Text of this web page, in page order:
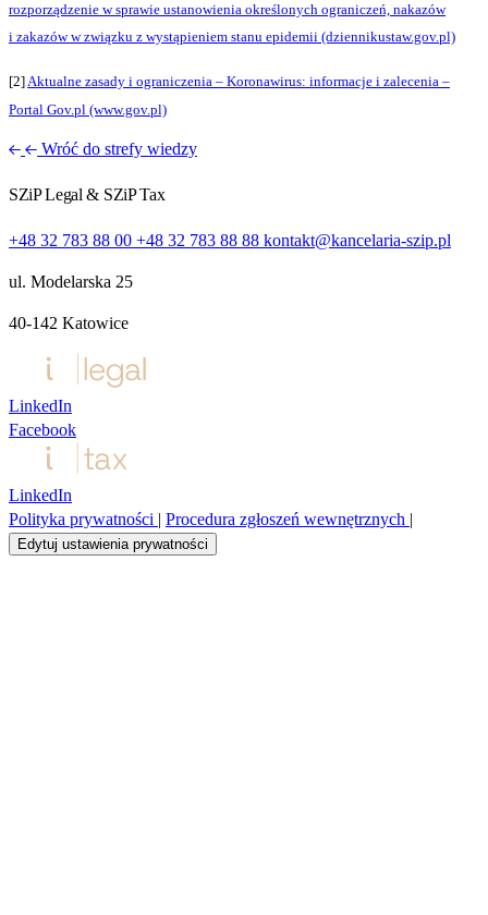
rozporządzenie w sprawie ustanowienia określonych ograniczeń, nakazów
i zakazów w związku z wystąpieniem stanu epidemii (dziennikustaw.gov.pl)
[2]Aktualne zasady i ograniczenia – Koronawirus: informacje i zalecenia –
Portal Gov.pl (www.gov.pl)
Wróć do strefy wiedzy
SZiP Legal & SZiP Tax
+48 32 783 88 00 +48 32 783 88 88 kontakt@kancelaria-szip.pl
ul. Modelarska 25
40‑142 Katowice
LinkedIn
Facebook
LinkedIn
Polityka prywatności | Procedura zgłoszeń wewnętrznych |
Edytuj ustawienia prywatności